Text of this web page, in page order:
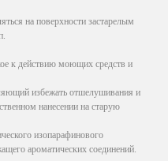
на поверхности застарелым
к действию моющих средств и
избежать отшелушивания и
нанесении на старую
изопарафинового
ароматических соединений.